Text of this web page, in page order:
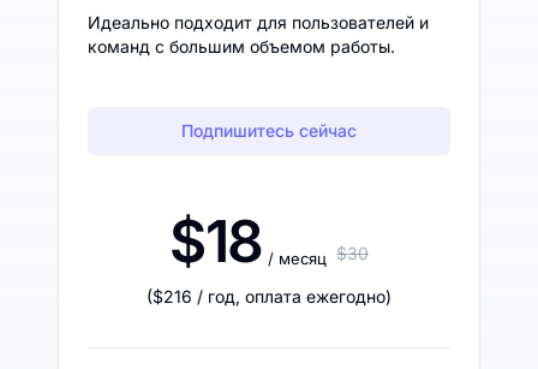
Идеально подходит для пользователей и
команд с большим объемом работы.
Подпишитесь сейчас
$18 / месяц $30
($216 / год, оплата ежегодно)